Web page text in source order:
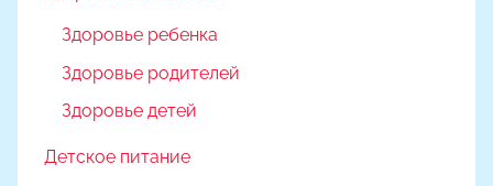
Здоровье ребенка
Здоровье родителей
Здоровье детей
Детское питание